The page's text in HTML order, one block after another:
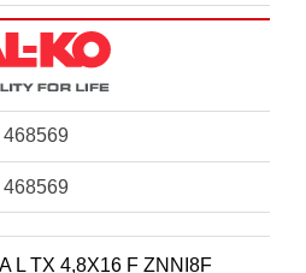
468569
468569
L TX 4,8X16 F ZNNI8F